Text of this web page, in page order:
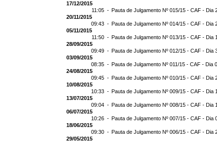
17/12/2015
11:05 - Pauta de Julgamento Nº 015/15 - CAF - Dia
20/11/2015
09:43 - Pauta de Julgamento Nº 014/15 - CAF - Dia
05/11/2015
11:50 - Pauta de Julgamento Nº 013/15 - CAF - Dia
28/09/2015
09:49 - Pauta de Julgamento Nº 012/15 - CAF - Dia
03/09/2015
08:35 - Pauta de Julgamento Nº 011/15 - CAF - Dia
24/08/2015
09:45 - Pauta de Julgamento Nº 010/15 - CAF - Dia
10/08/2015
10:33 - Pauta de Julgamento Nº 009/15 - CAF - Dia
13/07/2015
09:04 - Pauta de Julgamento Nº 008/15 - CAF - Dia
06/07/2015
10:26 - Pauta de Julgamento Nº 007/15 - CAF - Dia
18/06/2015
09:30 - Pauta de Julgamento Nº 006/15 - CAF - Dia
29/05/2015